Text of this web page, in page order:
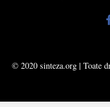
© 2020 sinteza.org | Toate